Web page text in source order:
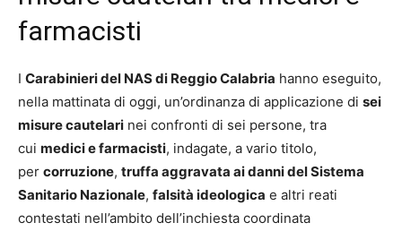
farmacisti
I Carabinieri del NAS di Reggio Calabria hanno eseguito,
nella mattinata di oggi, un’ordinanza di applicazione di sei
misure cautelari nei confronti di sei persone, tra
cui medici e farmacisti, indagate, a vario titolo,
per corruzione, truffa aggravata ai danni del Sistema
Sanitario Nazionale, falsità ideologica e altri reati
contestati nell’ambito dell’inchiesta coordinata